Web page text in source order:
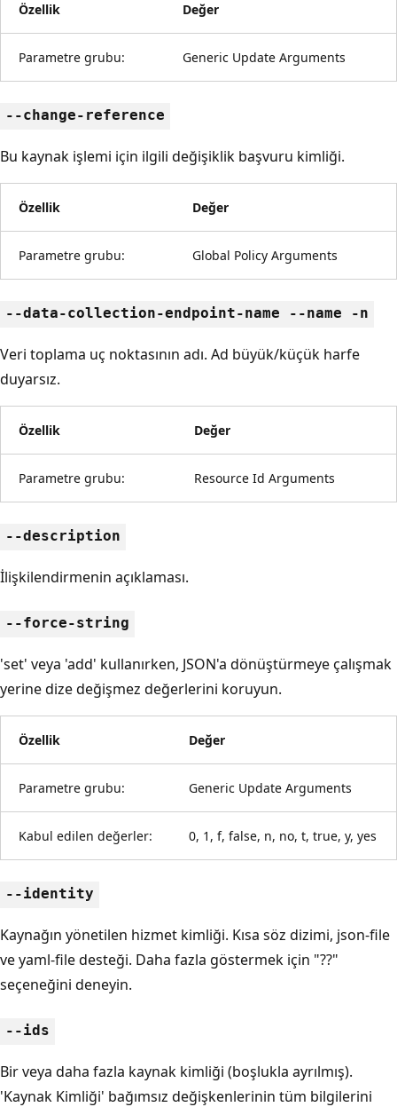
Özellik Değer
Parametre grubu: Generic Update Arguments
--change-reference
Bu kaynak işlemi için ilgili değişiklik başvuru kimliği.
Özellik Değer
Parametre grubu: Global Policy Arguments
--data-collection-endpoint-name --name -n
Veri toplama uç noktasının adı. Ad büyük/küçük harfe
duyarsız.
Özellik Değer
Parametre grubu: Resource Id Arguments
--description
İlişkilendirmenin açıklaması.
--force-string
'set' veya 'add' kullanırken, JSON'a dönüştürmeye çalışmak
yerine dize değişmez değerlerini koruyun.
Özellik Değer
Parametre grubu: Generic Update Arguments
Kabul edilen değerler: 0, 1, f, false, n, no, t, true, y, yes
--identity
Kaynağın yönetilen hizmet kimliği. Kısa söz dizimi, json-file
ve yaml-file desteği. Daha fazla göstermek için "??"
seçeneğini deneyin.
--ids
Bir veya daha fazla kaynak kimliği (boşlukla ayrılmış).
'Kaynak Kimliği' bağımsız değişkenlerinin tüm bilgilerini